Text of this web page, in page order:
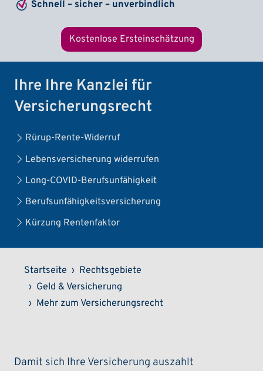
Schnell – sicher – unverbindlich
Kostenlose Ersteinschätzung
Ihre Ihre Kanzlei für
Versicherungsrecht
Rürup-Rente-Widerruf
Lebensversicherung widerrufen
Long-COVID-Berufsunfähigkeit
Berufsunfähigkeitsversicherung
Kürzung Rentenfaktor
Startseite
Rechtsgebiete
Geld & Versicherung
Mehr zum Versicherungsrecht
Damit sich Ihre Versicherung auszahlt